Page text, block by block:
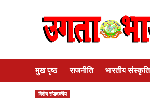
मुख पृष्ठ राजनीति भारतीय संस्कृति
विशेष संपादकीय